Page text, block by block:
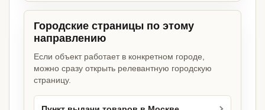
Городские страницы по этому
направлению
Если объект работает в конкретном городе,
можно сразу открыть релевантную городскую
страницу.